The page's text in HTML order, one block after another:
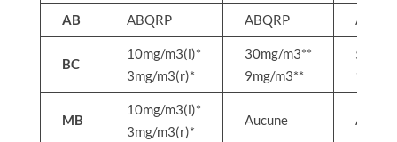
AB ABQRP ABQRP
BC
10mg/m3(i)*
3mg/m3(r)*
30mg/m3**
9mg/m3**
50mg/
15mg/
MB
10mg/m3(i)*
3mg/m3(r)*
Aucune